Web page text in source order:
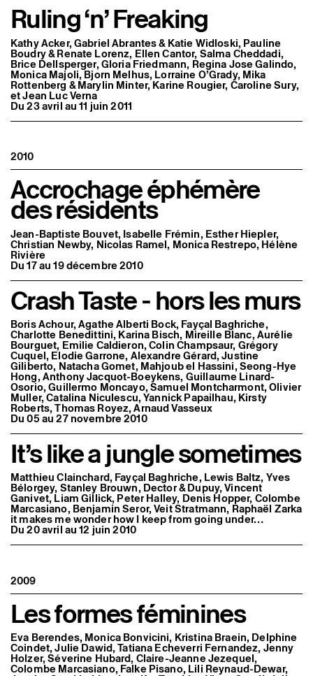
Ruling ‘n’ Freaking
Kathy Acker, Gabriel Abrantes & Katie Widloski, Pauline
Boudry & Renate Lorenz, Ellen Cantor, Salma Cheddadi,
Brice Dellsperger, Gloria Friedmann, Regina Jose Galindo,
Monica Majoli, Bjorn Melhus, Lorraine O’Grady, Mika
Rottenberg & Marylin Minter, Karine Rougier, Caroline Sury,
et Jean Luc Verna
Du 23 avril au 11 juin 2011
2010
Accrochage éphémère
des résidents
Jean-Baptiste Bouvet, Isabelle Frémin, Esther Hiepler,
Christian Newby, Nicolas Ramel, Monica Restrepo, Hélène
Rivière
Du 17 au 19 décembre 2010
Crash Taste - hors les murs
Boris Achour, Agathe Alberti Bock, Fayçal Baghriche,
Charlotte Benedittini, Karina Bisch, Mireille Blanc, Aurélie
Bourguet, Emilie Caldieron, Colin Champsaur, Grégory
Cuquel, Elodie Garrone, Alexandre Gérard, Justine
Giliberto, Natacha Gomet, Mahjoub el Hassini, Seong-Hye
Hong, Anthony Jacquot-Boeykens, Guillaume Linard-
Osorio, Guillermo Moncayo, Samuel Montcharmont, Olivier
Muller, Catalina Niculescu, Yannick Papailhau, Kirsty
Roberts, Thomas Royez, Arnaud Vasseux
Du 05 au 27 novembre 2010
It’s like a jungle sometimes
Matthieu Clainchard, Fayçal Baghriche, Lewis Baltz, Yves
Bélorgey, Stanley Brouwn, Dector & Dupuy, Vincent
Ganivet, Liam Gillick, Peter Halley, Denis Hopper, Colombe
Marcasiano, Benjamin Seror, Veit Stratmann, Raphaël Zarka
it makes me wonder how I keep from going under…
Du 20 avril au 12 juin 2010
2009
Les formes féminines
Eva Berendes, Monica Bonvicini, Kristina Braein, Delphine
Coindet, Julie Dawid, Tatiana Echeverri Fernandez, Jenny
Holzer, Séverine Hubard, Claire-Jeanne Jezequel,
Colombe Marcasiano, Falke Pisano, Lili Reynaud-Dewar,